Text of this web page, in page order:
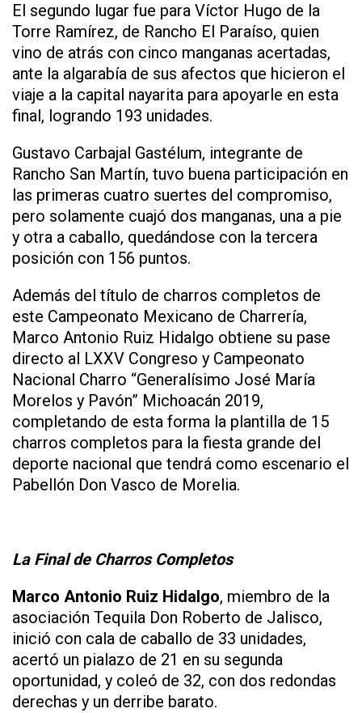
El segundo lugar fue para Víctor Hugo de la
Torre Ramírez, de Rancho El Paraíso, quien
vino de atrás con cinco manganas acertadas,
ante la algarabía de sus afectos que hicieron el
viaje a la capital nayarita para apoyarle en esta
final, logrando 193 unidades.
Gustavo Carbajal Gastélum, integrante de
Rancho San Martín, tuvo buena participación en
las primeras cuatro suertes del compromiso,
pero solamente cuajó dos manganas, una a pie
y otra a caballo, quedándose con la tercera
posición con 156 puntos.
Además del título de charros completos de
este Campeonato Mexicano de Charrería,
Marco Antonio Ruiz Hidalgo obtiene su pase
directo al LXXV Congreso y Campeonato
Nacional Charro “Generalísimo José María
Morelos y Pavón” Michoacán 2019,
completando de esta forma la plantilla de 15
charros completos para la fiesta grande del
deporte nacional que tendrá como escenario el
Pabellón Don Vasco de Morelia.
La Final de Charros Completos
Marco Antonio Ruiz Hidalgo, miembro de la
asociación Tequila Don Roberto de Jalisco,
inició con cala de caballo de 33 unidades,
acertó un pialazo de 21 en su segunda
oportunidad, y coleó de 32, con dos redondas
derechas y un derribe barato.